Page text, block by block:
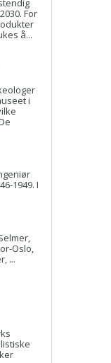
For
å...
i
1949. I
Oslo,
...